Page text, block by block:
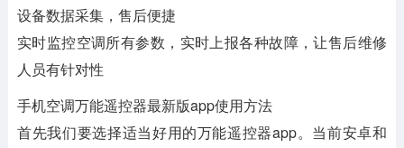
设备数据采集，售后便捷
实时监控空调所有参数，实时上报各种故障，让售后维修
人员有针对性
手机空调万能遥控器最新版app使用方法
首先我们要选择适当好用的万能遥控器app。当前安卓和